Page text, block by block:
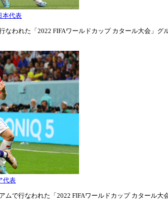
本代表
われた「2022 FIFAワールドカップ カタール大会」グ
代表
で行なわれた「2022 FIFAワールドカップ カタール大